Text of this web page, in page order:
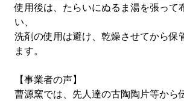
使用後は、たらいにぬるま湯を張って
い、
洗剤の使用は避け、乾燥させてから保
ます。
【事業者の声】
曹源窯では、先人達の古陶陶片等から